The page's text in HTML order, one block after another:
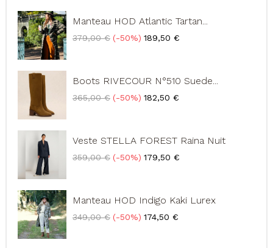
Manteau HOD Atlantic Tartan...
Prix
379,00 € -50% Prix
189,50 €
Boots RIVECOUR N°510 Suede...
Prix
365,00 € -50% Prix
182,50 €
Veste STELLA FOREST Raina Nuit
Prix
359,00 € -50% Prix
179,50 €
Manteau HOD Indigo Kaki Lurex
Prix
349,00 € -50% Prix
174,50 €